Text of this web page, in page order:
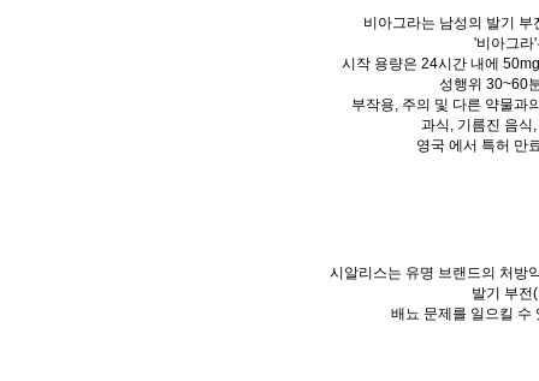
비아그라는 남성의 발기
'비아그라
시작 용량은 24시간 내에
성행위 30~60
부작용, 주의 및 다른 약물과
과식, 기름진 음식
영국 에서 특허 만
시알리스는 유명 브랜드의 처방
발기 부전
배뇨 문제를 일으킬 수